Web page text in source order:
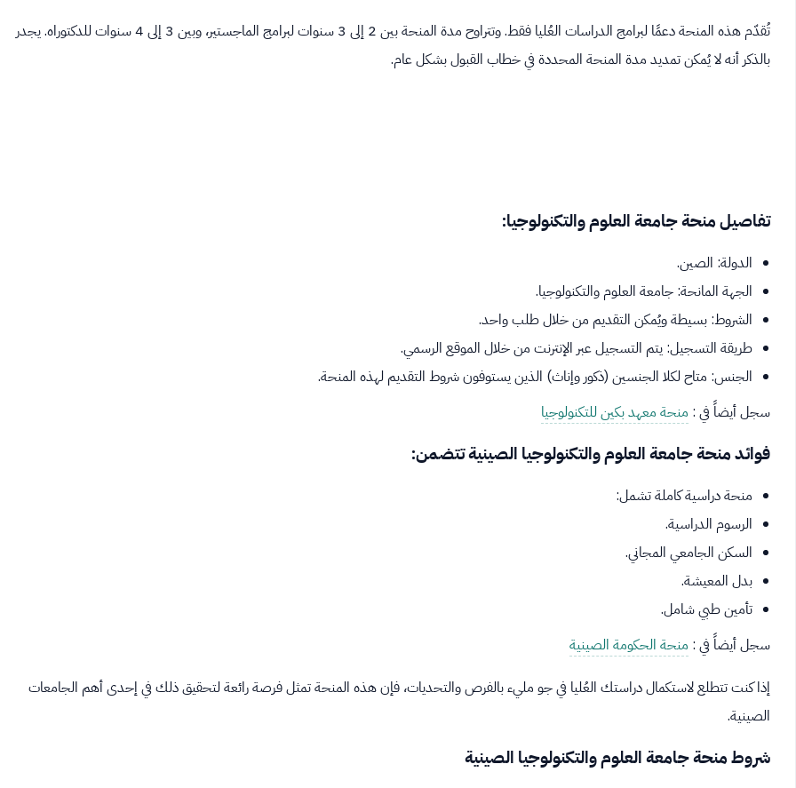
تُقدّم هذه المنحة دعمًا لبرامج الدراسات العُليا فقط. وتتراوح مدة المنحة بين 2 إلى 3 سنوات لبرامج الماجستير، وبين 3 إلى 4 سنوات للدكتوراه. يجدر
بالذكر أنه لا يُمكن تمديد مدة المنحة المحددة في خطاب القبول بشكل عام.
تفاصيل منحة جامعة العلوم والتكنولوجيا:
الدولة: الصين.
الجهة المانحة: جامعة العلوم والتكنولوجيا.
الشروط: بسيطة ويُمكن التقديم من خلال طلب واحد.
طريقة التسجيل: يتم التسجيل عبر الإنترنت من خلال الموقع الرسمي.
الجنس: متاح لكلا الجنسين (ذكور وإناث) الذين يستوفون شروط التقديم لهذه المنحة.
سجل أيضاً في : منحة معهد بكين للتكنولوجيا
فوائد منحة جامعة العلوم والتكنولوجيا الصينية تتضمن:
منحة دراسية كاملة تشمل:
الرسوم الدراسية.
السكن الجامعي المجاني.
بدل المعيشة.
تأمين طبي شامل.
سجل أيضاً في : منحة الحكومة الصينية
إذا كنت تتطلع لاستكمال دراستك العُليا في جو مليء بالفرص والتحديات، فإن هذه المنحة تمثل فرصة رائعة لتحقيق ذلك في إحدى أهم الجامعات
الصينية.
شروط منحة جامعة العلوم والتكنولوجيا الصينية